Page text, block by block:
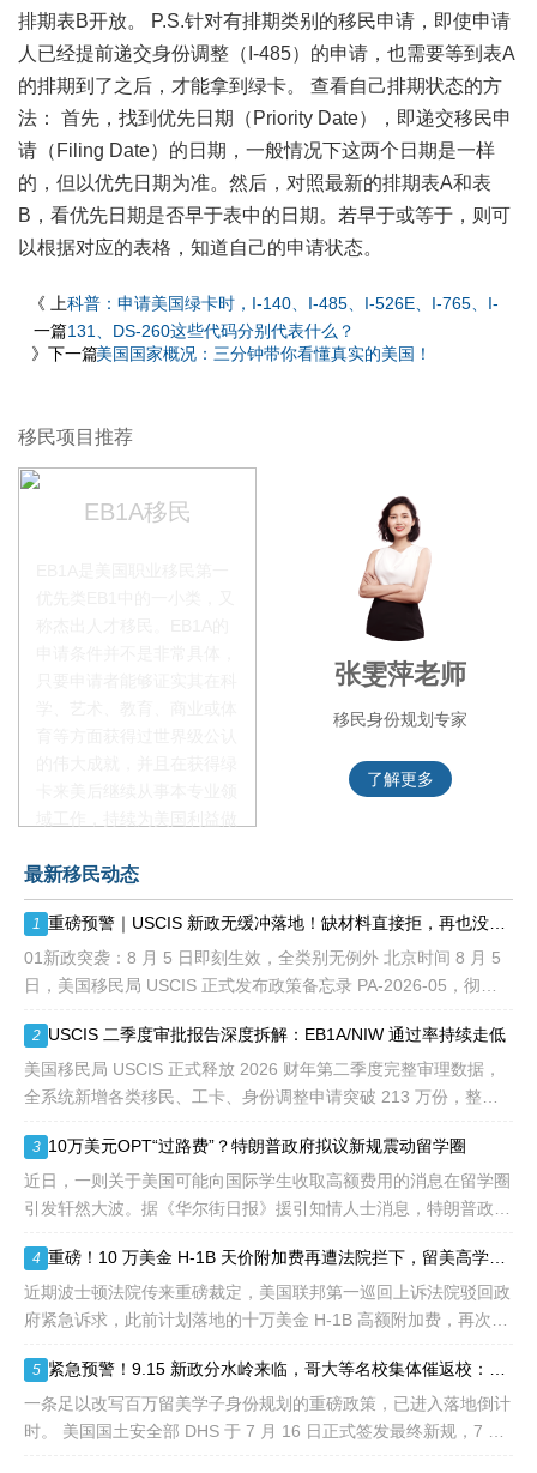
排期表B开放。 P.S.针对有排期类别的移民申请，即使申请
人已经提前递交身份调整（I-485）的申请，也需要等到表A
的排期到了之后，才能拿到绿卡。 查看自己排期状态的方
法： 首先，找到优先日期（Priority Date），即递交移民申
请（Filing Date）的日期，一般情况下这两个日期是一样
的，但以优先日期为准。然后，对照最新的排期表A和表
B，看优先日期是否早于表中的日期。若早于或等于，则可
以根据对应的表格，知道自己的申请状态。
《 上
一篇
科普：申请美国绿卡时，I-140、I-485、I-526E、I-765、I-
131、DS-260这些代码分别代表什么？
》下一篇美国国家概况：三分钟带你看懂真实的美国！
移民项目推荐
EB1A移民
额占全球移民签证配额的
28.6%，即大约4万个移民
签证，都会用于满足"优
先"移民类别的申请。EB1A
不需要雇主支持、不用办理
等的限制，所以也愈来愈受
到中国杰出人才的青睐。
张雯萍老师
移民身份规划专家
了解更多
最新移民动态
1
01新政突袭：8 月 5 日即刻生效，全类别无例外 北京时间 8 月 5
日，美国移民局 USCIS 正式发布政策备忘录 PA-2026-05，彻底
2 USCIS 二季度审批报告深度拆解：EB1A/NIW 通过率持续走低
美国移民局 USCIS 正式释放 2026 财年第二季度完整审理数据，
全系统新增各类移民、工卡、身份调整申请突破 213 万份，整体
3 10万美元OPT“过路费”？特朗普政府拟议新规震动留学圈
近日，一则关于美国可能向国际学生收取高额费用的消息在留学圈
引发轩然大波。据《华尔街日报》援引知情人士消息，特朗普政府
中可能包括高达10万美元
4
近期波士顿法院传来重磅裁定，美国联邦第一巡回上诉法院驳回政
府紧急诉求，此前计划落地的十万美金 H-1B 高额附加费，再次被
5
一条足以改写百万留美学子身份规划的重磅政策，已进入落地倒计
时。 美国国土安全部 DHS 于 7 月 16 日正式签发最终新规，7 月